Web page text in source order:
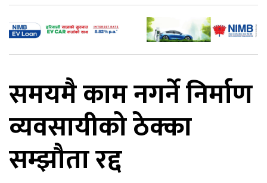
समयमै काम नगर्ने निर्माण
व्यवसायीको ठेक्का
सम्झौता रद्द